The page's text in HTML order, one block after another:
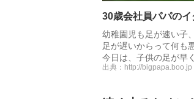
30歳会社員パパのイ
幼稚園児も足が速い子
足が遅いからって何も
今日は、子供の足が早
出典： http://bigpapa.boo.jp